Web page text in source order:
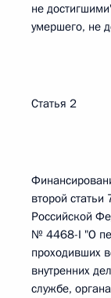
не
умершего, не
Статья 2
второй
Российской
№ 4468-I "О
проходивших
внутренних
службе,